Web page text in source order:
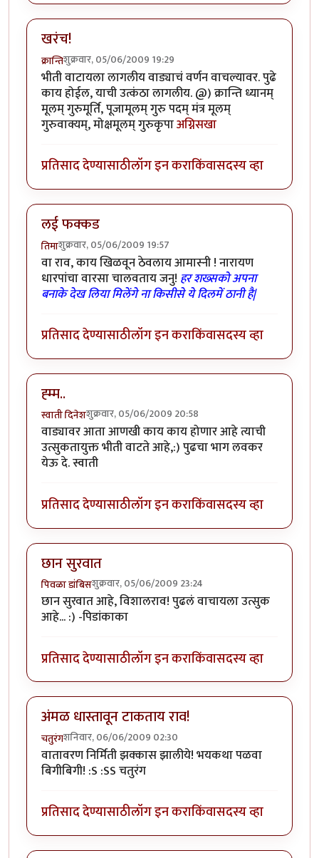
खरंच!
क्रान्तिशुक्रवार, 05/06/2009 19:29
भीती वाटायला लागलीय वाड्याचं वर्णन वाचल्यावर. पुढे
काय होईल, याची उत्कंठा लागलीय. @) क्रान्ति ध्यानम्
मूलम् गुरुमूर्ति, पूजामूलम् गुरु पदम् मंत्र मूलम्
गुरुवाक्यम्, मोक्षमूलम् गुरुकृपाअग्निसखा
प्रतिसाद देण्यासाठीलॉग इन कराकिंवासदस्य व्हा
लई फक्कड
तिमाशुक्रवार, 05/06/2009 19:57
वा राव, काय खिळवून ठेवलाय आमास्नी ! नारायण
धारपांचा वारसा चालवताय जनु! हर शख्सको अपना
बनाके देख लिया मिलेंगे ना किसीसे ये दिलमें ठानी है|
प्रतिसाद देण्यासाठीलॉग इन कराकिंवासदस्य व्हा
ह्म्म..
स्वाती दिनेशशुक्रवार, 05/06/2009 20:58
वाड्यावर आता आणखी काय काय होणार आहे त्याची
उत्सुकतायुक्त भीती वाटते आहे,:) पुढचा भाग लवकर
येऊ दे. स्वाती
प्रतिसाद देण्यासाठीलॉग इन कराकिंवासदस्य व्हा
छान सुरवात
पिवळा डांबिसशुक्रवार, 05/06/2009 23:24
छान सुरवात आहे, विशालराव! पुढलं वाचायला उत्सुक
आहे... :) -पिडांकाका
प्रतिसाद देण्यासाठीलॉग इन कराकिंवासदस्य व्हा
अंमळ धास्तावून टाकताय राव!
चतुरंगशनिवार, 06/06/2009 02:30
वातावरण निर्मिती झक्कास झालीये! भयकथा पळवा
बिगीबिगी! :S :SS चतुरंग
प्रतिसाद देण्यासाठीलॉग इन कराकिंवासदस्य व्हा